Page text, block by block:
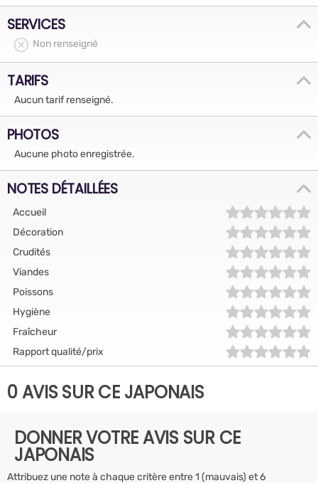
SERVICES
Non renseigné
TARIFS
Aucun tarif renseigné.
PHOTOS
Aucune photo enregistrée.
NOTES DÉTAILLÉES
Accueil
Décoration
Crudités
Viandes
Poissons
Hygiène
Fraîcheur
Rapport qualité/prix
0 AVIS SUR CE JAPONAIS
DONNER VOTRE AVIS SUR CE
JAPONAIS
Attribuez une note à chaque critère entre 1 (mauvais) et 6